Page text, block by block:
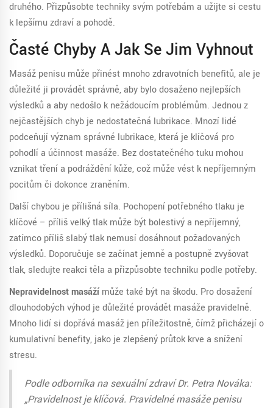
druhého. Přizpůsobte techniky svým potřebám a užijte si cestu
k lepšímu zdraví a pohodě.
Časté Chyby A Jak Se Jim Vyhnout
Masáž penisu může přinést mnoho zdravotních benefitů, ale je
důležité ji provádět správně, aby bylo dosaženo nejlepších
výsledků a aby nedošlo k nežádoucím problémům. Jednou z
nejčastějších chyb je nedostatečná lubrikace. Mnozí lidé
podceňují význam správné lubrikace, která je klíčová pro
pohodlí a účinnost masáže. Bez dostatečného tuku mohou
vznikat tření a podráždění kůže, což může vést k nepříjemným
pocitům či dokonce zraněním.
Další chybou je přílišná síla. Pochopení potřebného tlaku je
klíčové – příliš velký tlak může být bolestivý a nepříjemný,
zatímco příliš slabý tlak nemusí dosáhnout požadovaných
výsledků. Doporučuje se začínat jemně a postupně zvyšovat
tlak, sledujte reakci těla a přizpůsobte techniku podle potřeby.
Nepravidelnost masáží může také být na škodu. Pro dosažení
dlouhodobých výhod je důležité provádět masáže pravidelně.
Mnoho lidí si dopřává masáž jen příležitostně, čímž přicházejí o
kumulativní benefity, jako je zlepšený průtok krve a snížení
stresu.
Podle odborníka na sexuální zdraví Dr. Petra Nováka:
„Pravidelnost je klíčová. Pravidelné masáže penisu